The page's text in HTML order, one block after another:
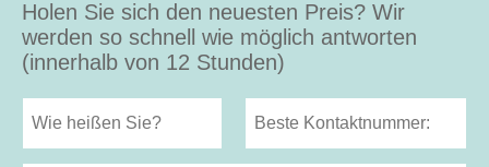
Holen Sie sich den neuesten Preis? Wir
werden so schnell wie möglich antworten
(innerhalb von 12 Stunden)